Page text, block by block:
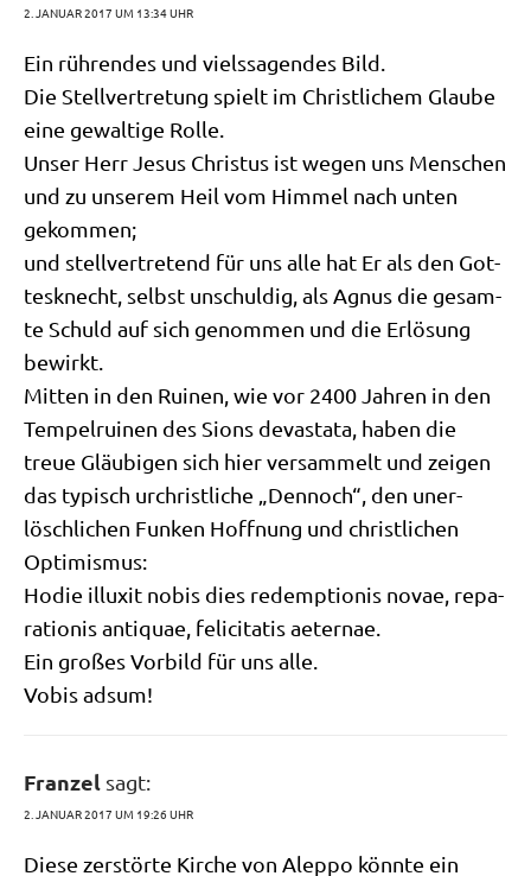
2. JANUAR 2017 UM 13:34 UHR
Ein rüh­ren­des und viels­sa­gen­des Bild.
Die Stell­ver­tre­tung spielt im Christ­li­chem Glau­be
eine gewal­ti­ge Rolle.
Unser Herr Jesus Chri­stus ist wegen uns Men­schen
und zu unse­rem Heil vom Him­mel nach unten
gekommen;
und stell­ver­tre­tend für uns alle hat Er als den Got­
tes­knecht, selbst unschul­dig, als Agnus die gesam­
te Schuld auf sich genom­men und die Erlö­sung
bewirkt.
Mit­ten in den Rui­nen, wie vor 2400 Jah­ren in den
Tem­pel­rui­nen des Sions deva­sta­ta, haben die
treue Gläu­bi­gen sich hier ver­sam­melt und zei­gen
das typisch urchrist­li­che „Den­noch“, den uner­
lösch­li­chen Fun­ken Hoff­nung und christ­li­chen
Optimismus:
Hodie illu­xit nobis dies redemp­tio­nis novae, repa­
ra­tio­nis anti­quae, feli­ci­ta­tis aeternae.
Ein gro­ßes Vor­bild für uns alle.
Vobis adsum!
Franzel sagt:
2. JANUAR 2017 UM 19:26 UHR
Die­se zer­stör­te Kir­che von Alep­po könn­te ein